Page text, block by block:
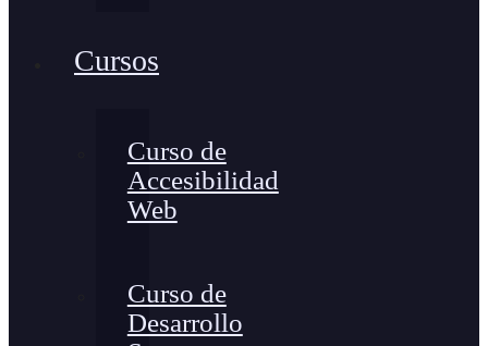
Cursos
Curso de
Accesibilidad
Web
Curso de
Desarrollo